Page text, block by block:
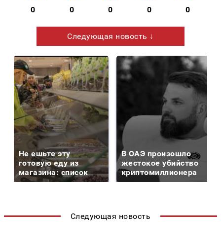
0 0 0 0 0
Следующая новость ↓
Не ешьте эту
готовую еду из
магазина: список
В ОАЭ произошло
жестокое убийство
криптомиллионера
Следующая новость